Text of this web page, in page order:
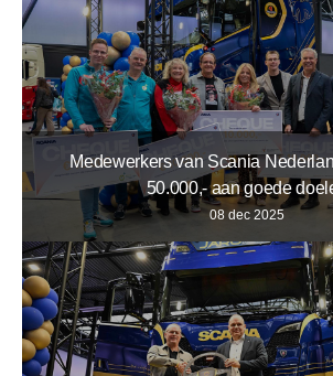
Medewerkers van Scania
50.000,- aan goede
08 dec 2025